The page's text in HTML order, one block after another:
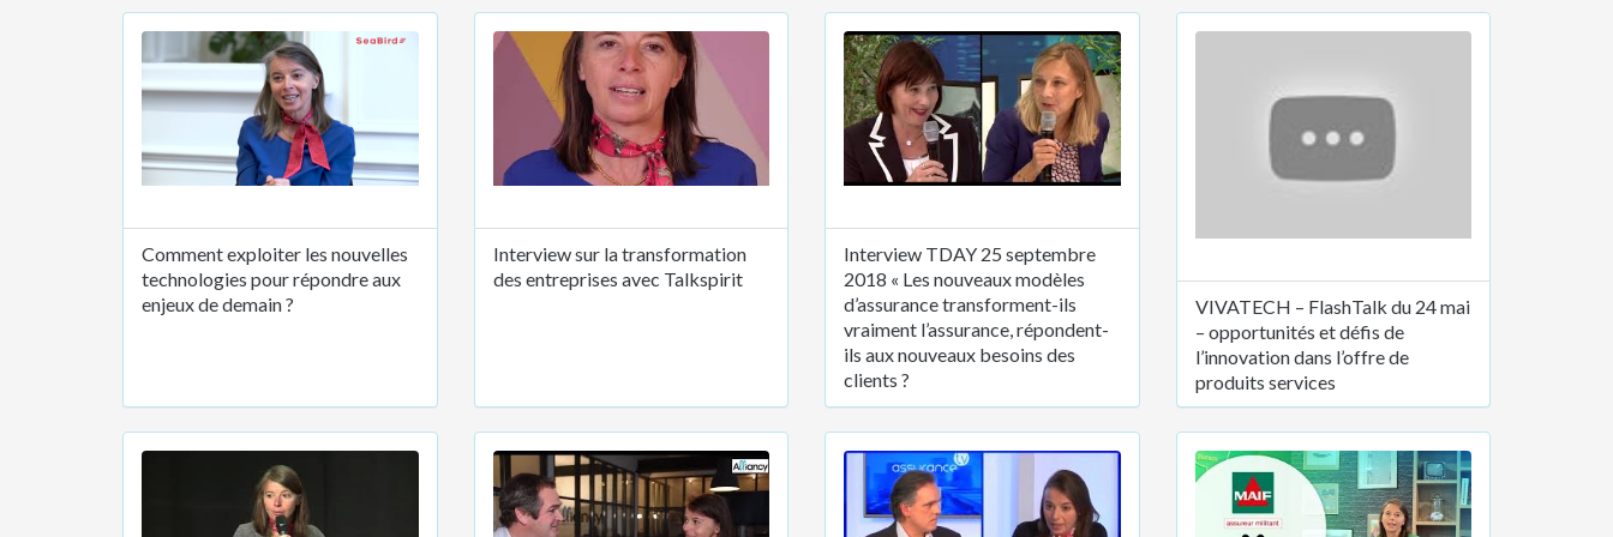
Comment exploiter les nouvelles
technologies pour répondre aux
enjeux de demain ?
Interview sur la transformation
des entreprises avec Talkspirit
Interview TDAY 25 septembre
2018 « Les nouveaux modèles
d’assurance transforment-ils
vraiment l’assurance, répondent-
ils aux nouveaux besoins des
clients ?
VIVATECH – FlashTalk du 24 mai
– opportunités et défis de
l’innovation dans l’offre de
produits services